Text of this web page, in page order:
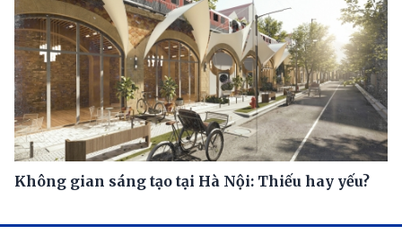
Không gian sáng tạo tại Hà Nội: Thiếu hay yếu?